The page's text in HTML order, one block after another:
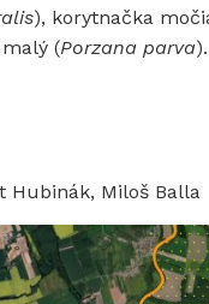
), korytnačka
(Porzana parva).
Hubinák, Miloš Balla